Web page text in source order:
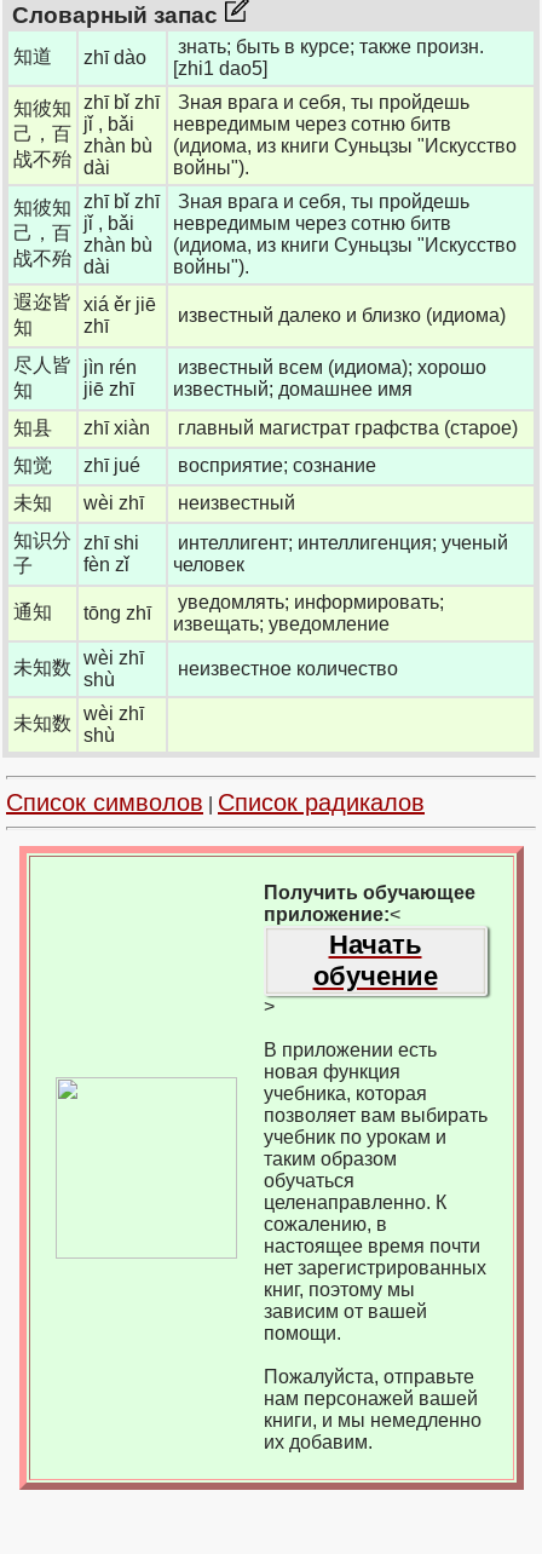
Словарный запас
知道 zhī dào
знать; быть в курсе; также произн.
[zhi1 dao5]
知彼知
己，百
战不殆
zhī bǐ zhī
jǐ , bǎi
zhàn bù
dài
Зная врага и себя, ты пройдешь
невредимым через сотню битв
(идиома, из книги Суньцзы "Искусство
войны").
知彼知
己，百
战不殆
zhī bǐ zhī
jǐ , bǎi
zhàn bù
dài
Зная врага и себя, ты пройдешь
невредимым через сотню битв
(идиома, из книги Суньцзы "Искусство
войны").
遐迩皆
知
xiá ěr jiē
zhī
известный далеко и близко (идиома)
尽人皆
知
jìn rén
jiē zhī
известный всем (идиома); хорошо
известный; домашнее имя
知县
zhī xiàn
главный магистрат графства (старое)
知觉
zhī jué
восприятие; сознание
未知
wèi zhī
неизвестный
知识分
子
zhī shi
fèn zǐ
интеллигент; интеллигенция; ученый
человек
通知 tōng zhī
уведомлять; информировать;
извещать; уведомление
未知数
wèi zhī
shù
неизвестное количество
未知数
wèi zhī
shù
Список символов Список радикалов
Получить обучающее
приложение:<
Начать
обучение
>
В приложении есть
новая функция
учебника, которая
позволяет вам выбирать
учебник по урокам и
таким образом
обучаться
целенаправленно. К
сожалению, в
настоящее время почти
нет зарегистрированных
книг, поэтому мы
зависим от вашей
помощи.
Пожалуйста, отправьте
нам персонажей вашей
книги, и мы немедленно
их добавим.